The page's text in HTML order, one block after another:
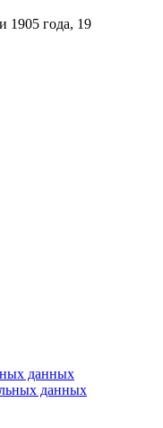
1905 года, 19
данных
данных